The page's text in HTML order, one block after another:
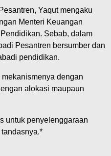
Yaqut mengaku
Menteri Keuangan
Sebab, dalam
Pesantren bersumber dan
pendidikan.
dengan
alokasi maupaun
untuk penyelenggaraan